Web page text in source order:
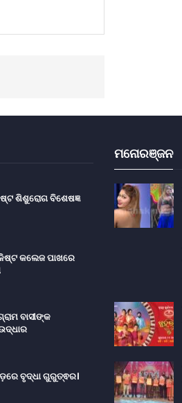
ଶିଶୁରୋଗ ବିଶେଷଜ୍ଞ
କିଷ୍ଟ କଲେଜ ପାଖରେ
ବାସୀଙ୍କ
ବୃଦ୍ଧା ଗୁରୁତ୍ଵର।
ମନୋରଞ୍ଜନ